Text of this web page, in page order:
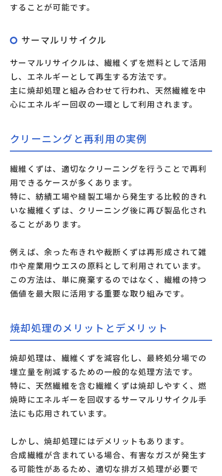
することが可能です。
サーマルリサイクル
サーマルリサイクルは、繊維くずを燃料として活用
し、エネルギーとして再生する方法です。
主に焼却処理と組み合わせて行われ、天然繊維を中
心にエネルギー回収の一環として利用されます。
クリーニングと再利用の実例
繊維くずは、適切なクリーニングを行うことで再利
用できるケースが多くあります。
特に、紡績工場や縫製工場から発生する比較的きれ
いな繊維くずは、クリーニング後に再び製品化され
ることがあります。
例えば、余った布きれや裁断くずは再形成されて雑
巾や産業用ウエスの原料として利用されています。
この方法は、単に廃棄するのではなく、繊維の持つ
価値を最大限に活用する重要な取り組みです。
焼却処理のメリットとデメリット
焼却処理は、繊維くずを減容化し、最終処分場での
埋立量を削減するための一般的な処理方法です。
特に、天然繊維を含む繊維くずは焼却しやすく、燃
焼時にエネルギーを回収するサーマルリサイクル手
法にも応用されています。
しかし、焼却処理にはデメリットもあります。
合成繊維が含まれている場合、有害なガスが発生す
る可能性があるため、適切な排ガス処理が必要で